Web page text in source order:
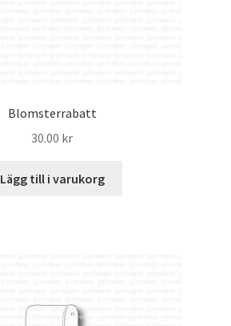
Blomsterrabatt
30.00 kr
Lägg till i varukorg